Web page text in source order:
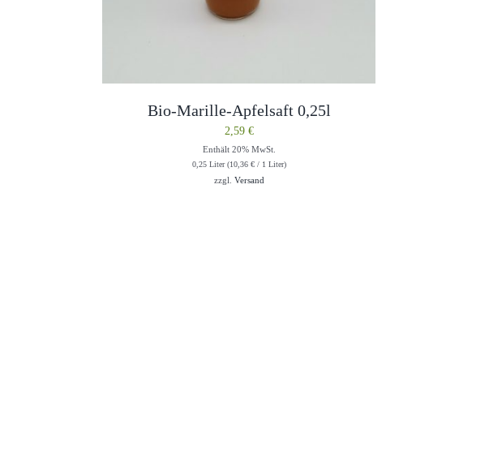
Bio-Marille-Apfelsaft 0,25l
2,59 €
Enthält 20% MwSt.
0,25 Liter (10,36 €/ 1 Liter)
zzgl. Versand